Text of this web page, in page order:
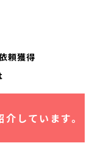
頼獲得
しています。